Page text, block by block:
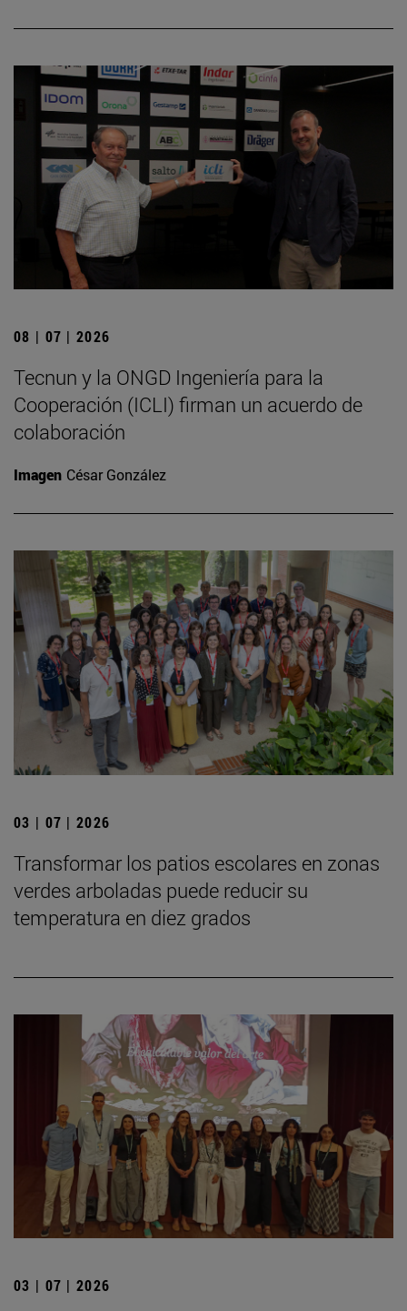
08 | 07 | 2026
Tecnun y la ONGD Ingeniería para la
Cooperación (ICLI) firman un acuerdo de
colaboración
Imagen César González
03 | 07 | 2026
Transformar los patios escolares en zonas
verdes arboladas puede reducir su
temperatura en diez grados
03 | 07 | 2026